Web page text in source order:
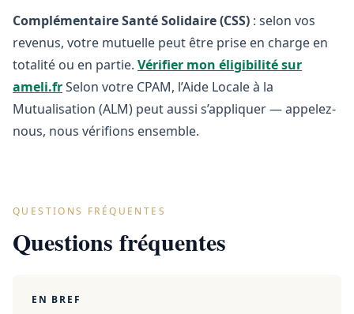
Complémentaire Santé Solidaire (CSS) : selon vos
revenus, votre mutuelle peut être prise en charge en
totalité ou en partie. Vérifier mon éligibilité sur
ameli.frSelon votre CPAM, l’Aide Locale à la
Mutualisation (ALM) peut aussi s’appliquer — appelez-
nous, nous vérifions ensemble.
QUESTIONS FRÉQUENTES
Questions fréquentes
EN BREF